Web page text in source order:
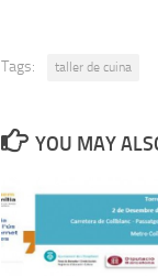
Tags: taller de cuina
YOU MAY